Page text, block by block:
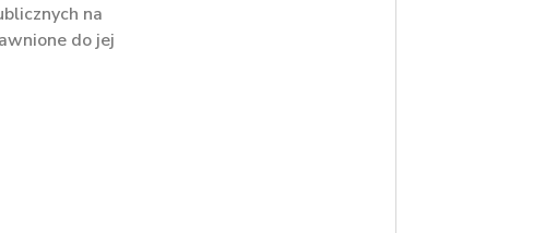
na
do jej